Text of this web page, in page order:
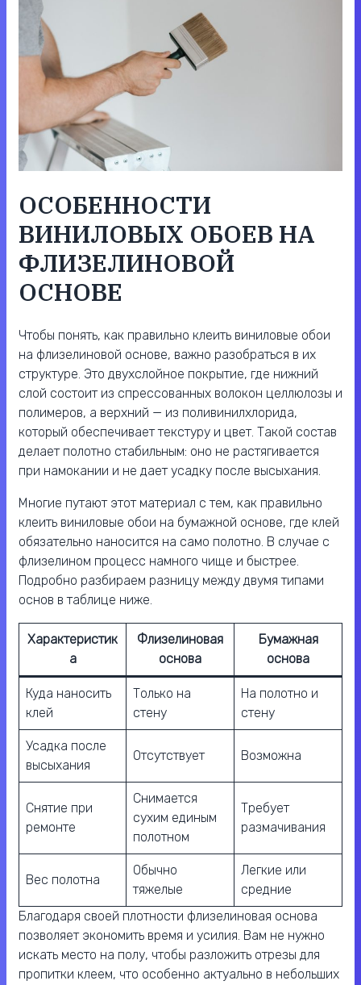
ОСОБЕННОСТИ
ВИНИЛОВЫХ ОБОЕВ НА
ФЛИЗЕЛИНОВОЙ
ОСНОВЕ
Чтобы понять, как правильно клеить виниловые обои
на флизелиновой основе, важно разобраться в их
структуре. Это двухслойное покрытие, где нижний
слой состоит из спрессованных волокон целлюлозы и
полимеров, а верхний — из поливинилхлорида,
который обеспечивает текстуру и цвет. Такой состав
делает полотно стабильным: оно не растягивается
при намокании и не дает усадку после высыхания.
Многие путают этот материал с тем, как правильно
клеить виниловые обои на бумажной основе, где клей
обязательно наносится на само полотно. В случае с
флизелином процесс намного чище и быстрее.
Подробно разбираем разницу между двумя типами
основ в таблице ниже.
Характеристик
а
Флизелиновая
основа
Бумажная
основа
Куда наносить
клей
Только на
стену
На полотно и
стену
Усадка после
высыхания
Отсутствует Возможна
Снятие при
ремонте
Снимается
сухим единым
полотном
Требует
размачивания
Вес полотна
Обычно
тяжелые
Легкие или
средние
Благодаря своей плотности флизелиновая основа
позволяет экономить время и усилия. Вам не нужно
искать место на полу, чтобы разложить отрезы для
пропитки клеем, что особенно актуально в небольших